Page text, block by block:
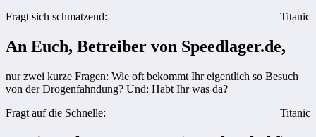
Fragt sich schmatzend:
Titanic
An Euch, Betreiber von Speedlager.de,
nur zwei kurze Fragen: Wie oft bekommt Ihr eigentlich so Besuch
von der Drogenfahndung? Und: Habt Ihr was da?
Fragt auf die Schnelle:
Titanic